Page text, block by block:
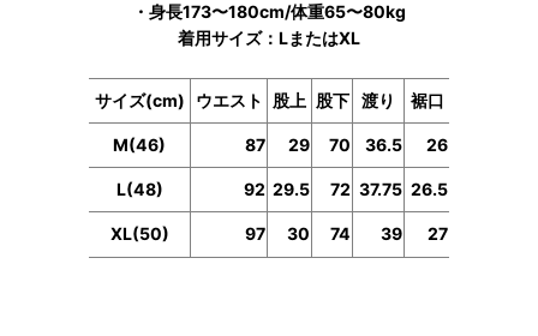
・身長173〜180cm/体重65〜80kg
着用サイズ：LまたはXL
サイズ(cm) ウエスト 股上 股下 渡り 裾口
M(46) 87 29 70 36.5 26
L(48) 92 29.5 72 37.75 26.5
XL(50) 97 30 74 39 27